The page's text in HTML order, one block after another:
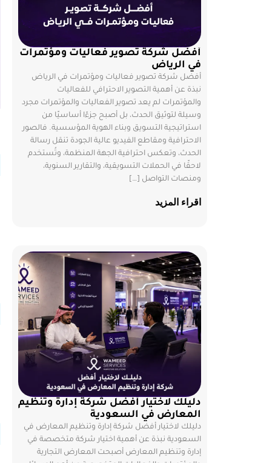
أفضل شركة تصوير فعاليات ومؤتمرات
في الرياض
أفضل شركة تصوير فعاليات ومؤتمرات في الرياض
نبذة عن أهمية التصوير الاحترافي للفعاليات
والمؤتمرات لم يعد تصوير الفعاليات والمؤتمرات مجرد
وسيلة لتوثيق الحدث، بل أصبح جزءًا أساسيًا من
استراتيجية التسويق وبناء الهوية المؤسسية. فالصور
الاحترافية ومقاطع الفيديو عالية الجودة تنقل رسالة
الحدث، وتعكس احترافية الجهة المنظمة، وتُستخدم
لاحقًا في الحملات التسويقية، والتقارير السنوية،
ومنصات التواصل […]
اقراء المزيد
دليلك لاختيار أفضل شركة إدارة وتنظيم
المعارض في السعودية
دليلك لاختيار أفضل شركة إدارة وتنظيم المعارض في
السعودية نبذة عن أهمية اختيار شركة متخصصة في
إدارة وتنظيم المعارض أصبحت المعارض التجارية